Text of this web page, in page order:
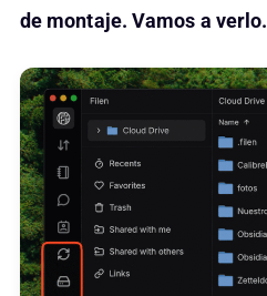
de montaje. Vamos a verlo.